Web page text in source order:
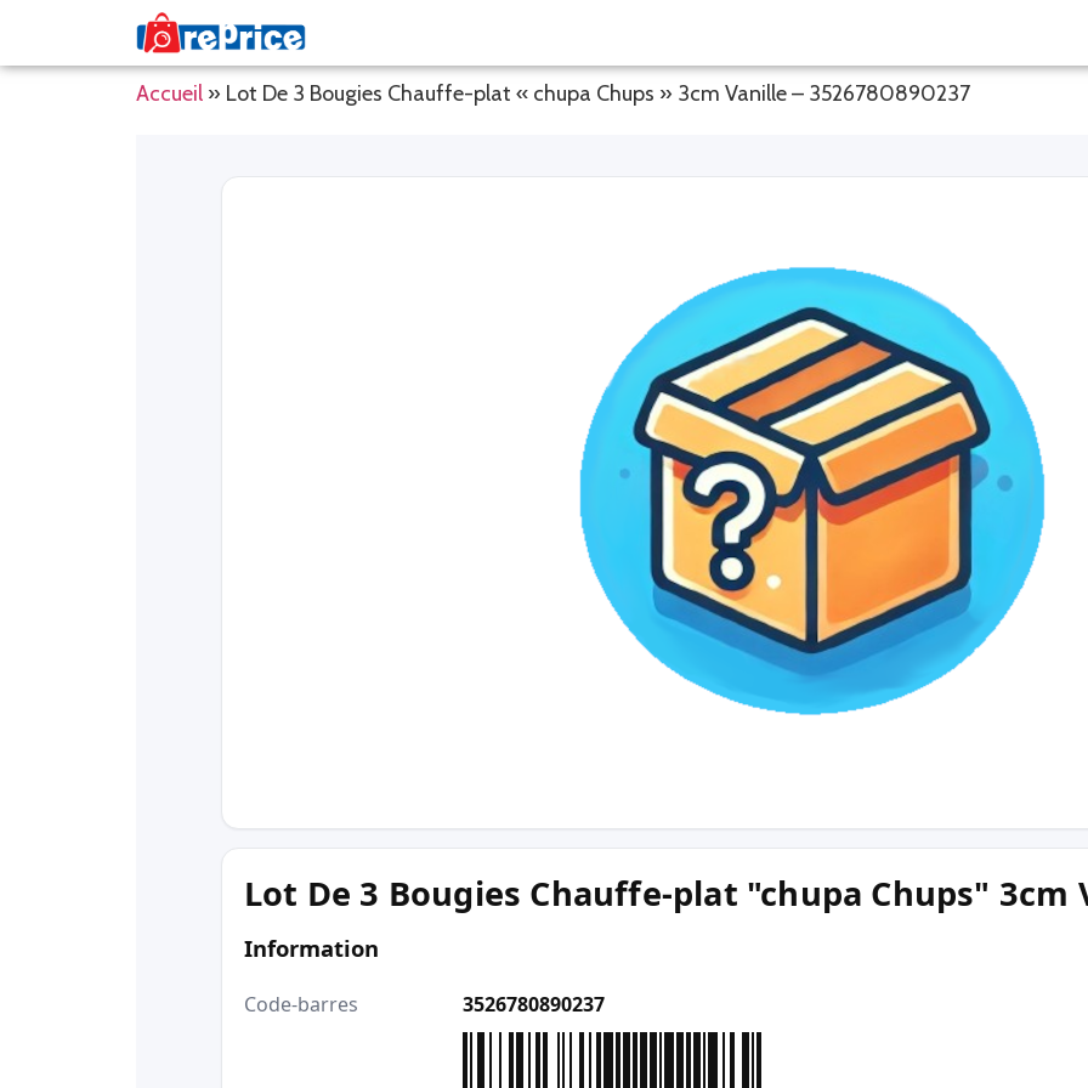
Accueil » Lot De 3 Bougies Chauffe-plat « chupa Chups » 3cm Vanille – 3526780890237
Lot De 3 Bougies Chauffe-plat "chupa Chups" 3cm
Information
Code-barres 3526780890237